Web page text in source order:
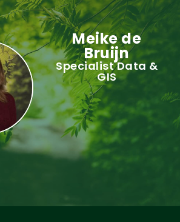
Meike de
Bruijn
Specialist Data &
GIS